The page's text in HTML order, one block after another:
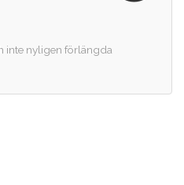
inte nyligen förlängda